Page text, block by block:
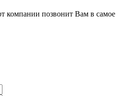
компании позвонит Вам в самое